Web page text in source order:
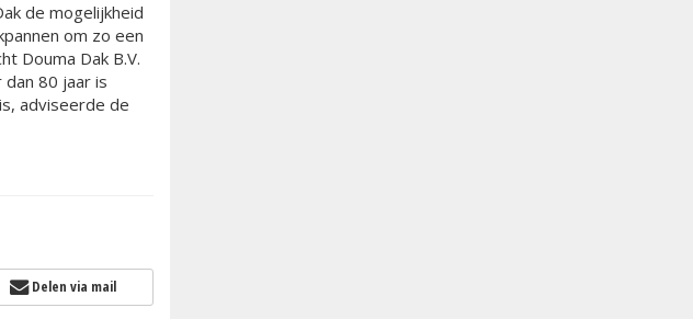
de mogelijkheid
om zo een
Douma Dak B.V.
80 jaar is
adviseerde de
Delen via mail